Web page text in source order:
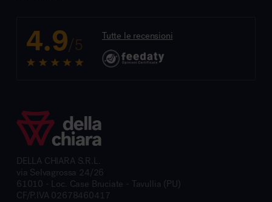
4.9/5 Tutte le recensioni
DELLA CHIARA S.R.L.
via Selvagrossa 24/26
61010 - Loc. Case Bruciate - Tavullia (PU)
CF/P.IVA 02678460417